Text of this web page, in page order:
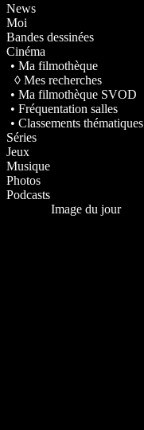
News
Moi
Bandes dessinées
Cinéma
• Ma filmothèque
◊ Mes recherches
• Ma filmothèque SVOD
• Fréquentation salles
• Classements thématiques
Séries
Jeux
Musique
Photos
Podcasts
Image du jour